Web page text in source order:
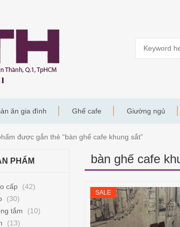
ăn gia đình Ghế cafe Giường ngủ
được gắn thẻ “bàn ghế cafe khung sắt”
bàn ghế cafe
SALE
PHẨM
cấp
(42)
(30)
tắm
(10)
(13)